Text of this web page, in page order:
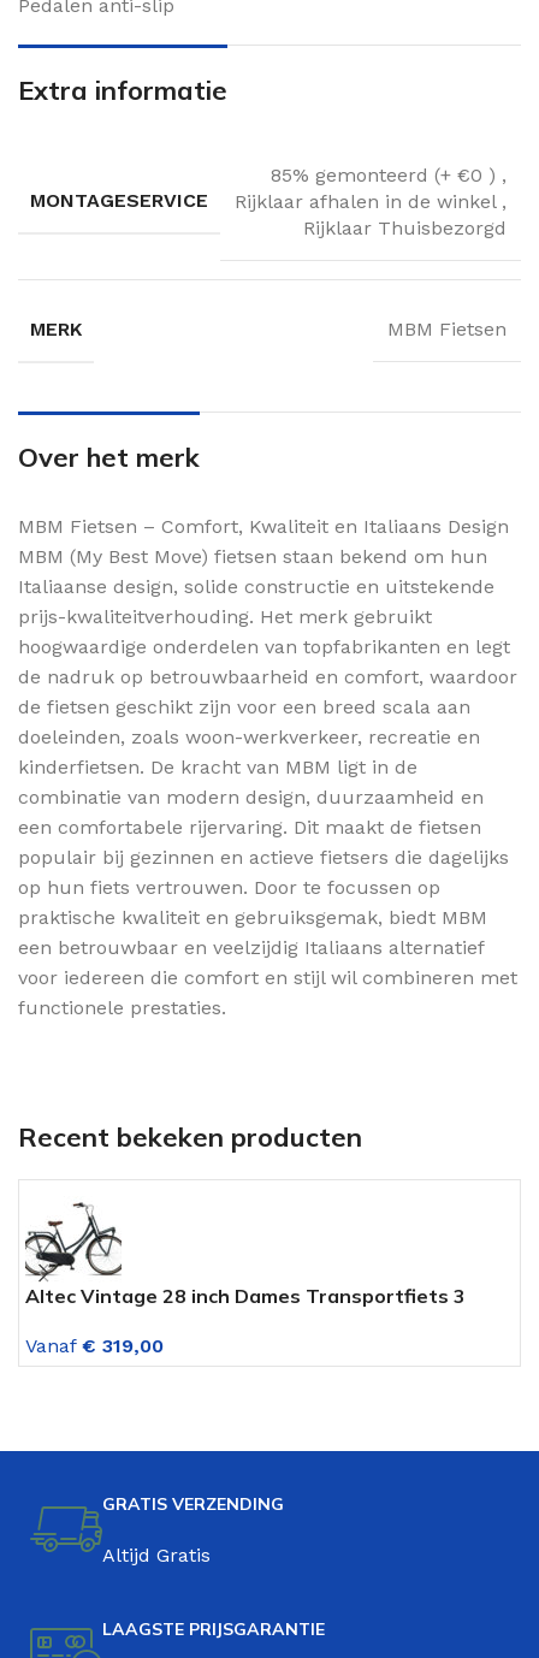
Pedalen anti-slip
Extra informatie
MONTAGESERVICE
85% gemonteerd (+ €0 ) ,
Rijklaar afhalen in de winkel ,
Rijklaar Thuisbezorgd
MERK MBM Fietsen
Over het merk
MBM Fietsen – Comfort, Kwaliteit en Italiaans Design
MBM (My Best Move) fietsen staan bekend om hun
Italiaanse design, solide constructie en uitstekende
prijs-kwaliteitverhouding. Het merk gebruikt
hoogwaardige onderdelen van topfabrikanten en legt
de nadruk op betrouwbaarheid en comfort, waardoor
de fietsen geschikt zijn voor een breed scala aan
doeleinden, zoals woon-werkverkeer, recreatie en
kinderfietsen. De kracht van MBM ligt in de
combinatie van modern design, duurzaamheid en
een comfortabele rijervaring. Dit maakt de fietsen
populair bij gezinnen en actieve fietsers die dagelijks
op hun fiets vertrouwen. Door te focussen op
praktische kwaliteit en gebruiksgemak, biedt MBM
een betrouwbaar en veelzijdig Italiaans alternatief
voor iedereen die comfort en stijl wil combineren met
functionele prestaties.
Recent bekeken producten
Altec Vintage 28 inch Dames Transportfiets 3
Vanaf € 319,00
GRATIS VERZENDING
Altijd Gratis
LAAGSTE PRIJSGARANTIE